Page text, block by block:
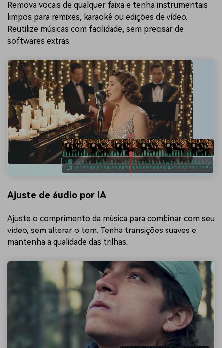
Remova vocais de qualquer faixa e tenha instrumentais
limpos para remixes, karaokê ou edições de vídeo.
Reutilize músicas com facilidade, sem precisar de
softwares extras.
Ajuste de áudio por IA
Ajuste o comprimento da música para combinar com seu
vídeo, sem alterar o tom. Tenha transições suaves e
mantenha a qualidade das trilhas.